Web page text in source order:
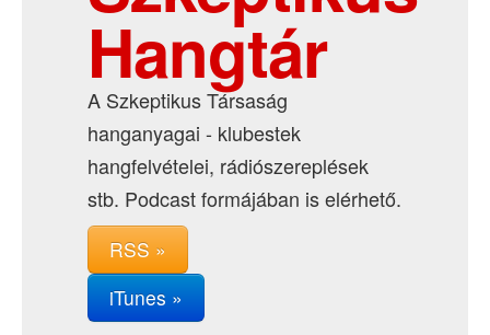
Hangtár
A Szkeptikus Társaság
hanganyagai - klubestek
hangfelvételei, rádiószereplések
stb. Podcast formájában is elérhető.
RSS »
iTunes »